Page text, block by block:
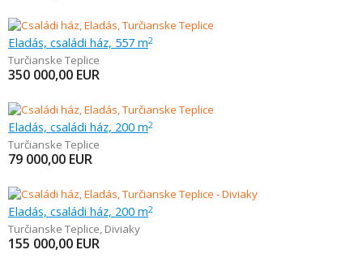
Eladás, családi ház, 557 m2
Turčianske Teplice
350 000,00 EUR
Eladás, családi ház, 200 m2
Turčianske Teplice
79 000,00 EUR
Eladás, családi ház, 200 m2
Turčianske Teplice, Diviaky
155 000,00 EUR